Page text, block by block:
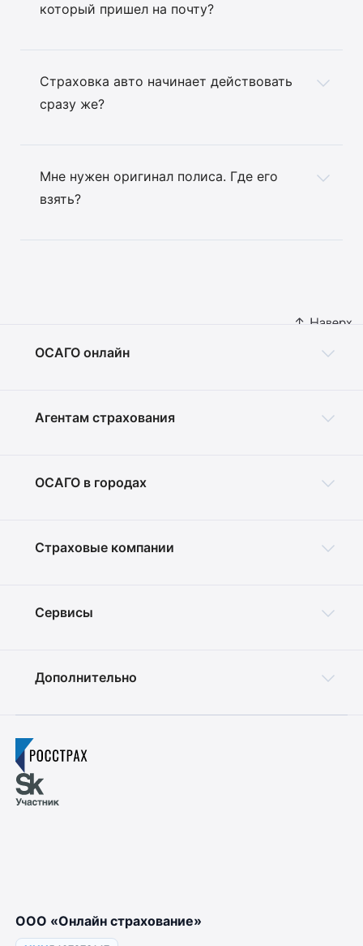
который пришел на почту?
Страховка авто начинает действовать
сразу же?
Мне нужен оригинал полиса. Где его
взять?
ОСАГО онлайн
Агентам страхования
ОСАГО в городах
Страховые компании
Сервисы
Дополнительно
ООО «Онлайн страхование»